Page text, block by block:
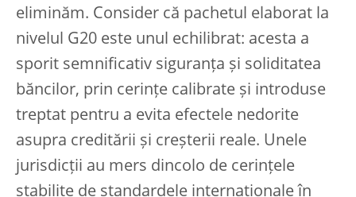
eliminăm. Consider că pachetul elaborat la
nivelul G20 este unul echilibrat: acesta a
sporit semnificativ siguranța și soliditatea
băncilor, prin cerințe calibrate și introduse
treptat pentru a evita efectele nedorite
asupra creditării și creșterii reale. Unele
jurisdicții au mers dincolo de cerințele
stabilite de standardele internaționale în